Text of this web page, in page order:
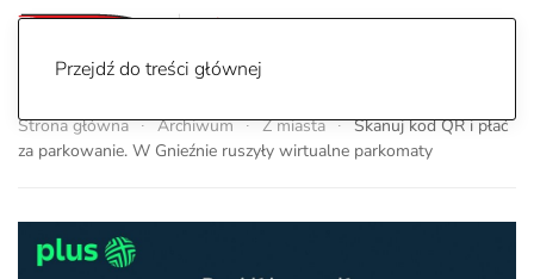
Przejdź do treści głównej
Strona główna Archiwum Z miasta
Skanuj kod QR i płać
za parkowanie. W Gnieźnie ruszyły wirtualne parkomaty